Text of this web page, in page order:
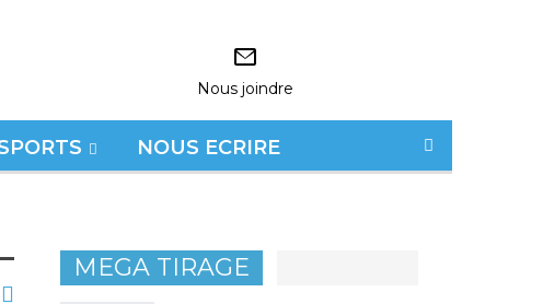
Nous joindre
NOUS ECRIRE
MEGA TIRAGE